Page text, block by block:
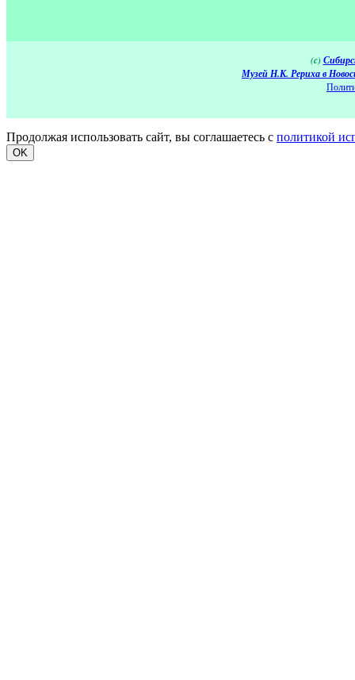
(c)
Музей Н.К. Рериха в
Продолжая использовать сайт, вы соглашаетесь с политикой
OK